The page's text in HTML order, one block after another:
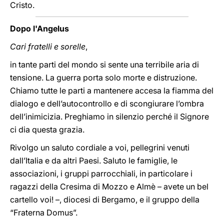
Cristo.
Dopo l'Angelus
Cari fratelli e sorelle,
in tante parti del mondo si sente una terribile aria di
tensione. La guerra porta solo morte e distruzione.
Chiamo tutte le parti a mantenere accesa la fiamma del
dialogo e dell’autocontrollo e di scongiurare l’ombra
dell’inimicizia. Preghiamo in silenzio perché il Signore
ci dia questa grazia.
Rivolgo un saluto cordiale a voi, pellegrini venuti
dall’Italia e da altri Paesi. Saluto le famiglie, le
associazioni, i gruppi parrocchiali, in particolare i
ragazzi della Cresima di Mozzo e Almè – avete un bel
cartello voi! –, diocesi di Bergamo, e il gruppo della
“Fraterna Domus”.